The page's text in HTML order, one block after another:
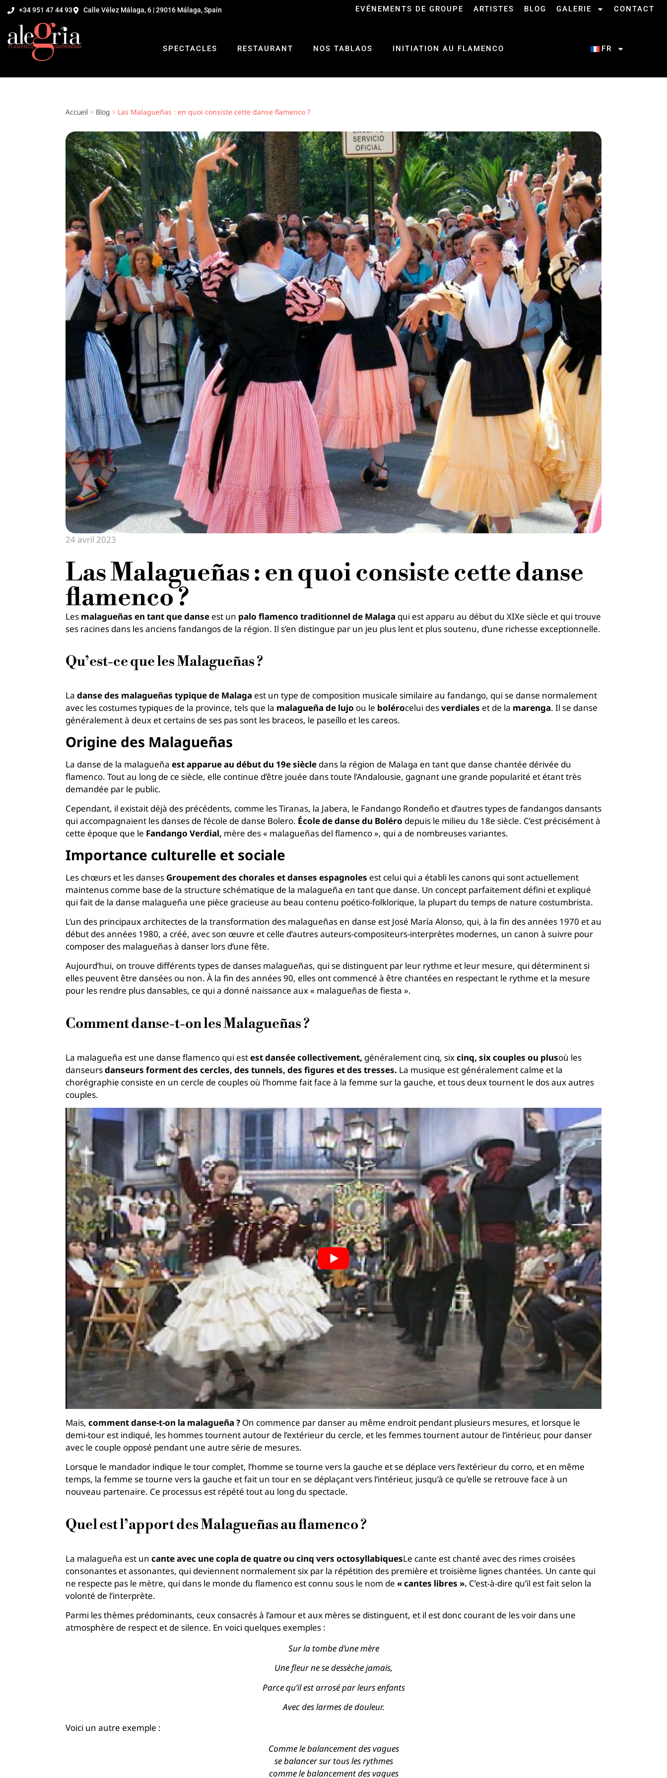
+34 951 47 44 93 Calle Vélez Málaga, 6 | 29016 Málaga, Spain EVÉNEMENTS DE GROUPE ARTISTES BLOG GALERIE CONTACT
SPECTACLES RESTAURANT NOS TABLAOS INITIATION AU FLAMENCO FR
Accueil > Blog > Las Malagueñas : en quoi consiste cette danse flamenco ?
24 avril 2023
Las Malagueñas : en quoi consiste cette danse
flamenco ?
Les malagueñas en tant que danse est un palo flamenco traditionnel de Malaga qui est apparu au début du XIXe siècle et qui trouve
ses racines dans les anciens fandangos de la région. Il s’en distingue par un jeu plus lent et plus soutenu, d’une richesse exceptionnelle.
Qu’est-ce que les Malagueñas ?
La danse des malagueñas typique de Malaga est un type de composition musicale similaire au fandango, qui se danse normalement
avec les costumes typiques de la province, tels que la malagueña de lujo ou le bolérocelui desverdiales et de la marenga. Il se danse
généralement à deux et certains de ses pas sont les braceos, le paseíllo et les careos.
Origine des Malagueñas
La danse de la malagueña est apparue au début du 19e siècle dans la région de Malaga en tant que danse chantée dérivée du
flamenco. Tout au long de ce siècle, elle continue d’être jouée dans toute l’Andalousie, gagnant une grande popularité et étant très
demandée par le public.
Cependant, il existait déjà des précédents, comme les Tiranas, la Jabera, le Fandango Rondeño et d’autres types de fandangos dansants
qui accompagnaient les danses de l’école de danse Bolero. École de danse du Boléro depuis le milieu du 18e siècle. C’est précisément à
cette époque que le Fandango Verdial, mère des « malagueñas del flamenco », qui a de nombreuses variantes.
Importance culturelle et sociale
Les chœurs et les danses Groupement des chorales et danses espagnoles est celui qui a établi les canons qui sont actuellement
maintenus comme base de la structure schématique de la malagueña en tant que danse. Un concept parfaitement défini et expliqué
qui fait de la danse malagueña une pièce gracieuse au beau contenu poético-folklorique, la plupart du temps de nature costumbrista.
L’un des principaux architectes de la transformation des malagueñas en danse est José María Alonso, qui, à la fin des années 1970 et au
début des années 1980, a créé, avec son œuvre et celle d’autres auteurs-compositeurs-interprètes modernes, un canon à suivre pour
composer des malagueñas à danser lors d’une fête.
Aujourd’hui, on trouve différents types de danses malagueñas, qui se distinguent par leur rythme et leur mesure, qui déterminent si
elles peuvent être dansées ou non. À la fin des années 90, elles ont commencé à être chantées en respectant le rythme et la mesure
pour les rendre plus dansables, ce qui a donné naissance aux « malagueñas de fiesta ».
Comment danse-t-on les Malagueñas ?
La malagueña est une danse flamenco qui estest dansée collectivement, généralement cinq, sixcinq, six couples ou plusoù les
danseursdanseurs forment des cercles, des tunnels, des figures et des tresses. La musique est généralement calme et la
chorégraphie consiste en un cercle de couples où l’homme fait face à la femme sur la gauche, et tous deux tournent le dos aux autres
couples.
Mais, comment danse-t-on la malagueña ? On commence par danser au même endroit pendant plusieurs mesures, et lorsque le
demi-tour est indiqué, les hommes tournent autour de l’extérieur du cercle, et les femmes tournent autour de l’intérieur, pour danser
avec le couple opposé pendant une autre série de mesures.
Lorsque le mandador indique le tour complet, l’homme se tourne vers la gauche et se déplace vers l’extérieur du corro, et en même
temps, la femme se tourne vers la gauche et fait un tour en se déplaçant vers l’intérieur, jusqu’à ce qu’elle se retrouve face à un
nouveau partenaire. Ce processus est répété tout au long du spectacle.
Quel est l’apport des Malagueñas au flamenco ?
La malagueña est un cante avec une copla de quatre ou cinq vers octosyllabiquesLe cante est chanté avec des rimes croisées
consonantes et assonantes, qui deviennent normalement six par la répétition des première et troisième lignes chantées. Un cante qui
ne respecte pas le mètre, qui dans le monde du flamenco est connu sous le nom de « cantes libres ». C’est-à-dire qu’il est fait selon la
volonté de l’interprète.
Parmi les thèmes prédominants, ceux consacrés à l’amour et aux mères se distinguent, et il est donc courant de les voir dans une
atmosphère de respect et de silence. En voici quelques exemples :
Sur la tombe d’une mère
Une fleur ne se dessèche jamais,
Parce qu’il est arrosé par leurs enfants
Avec des larmes de douleur.
Voici un autre exemple :
Comme le balancement des vagues
se balancer sur tous les rythmes
comme le balancement des vagues